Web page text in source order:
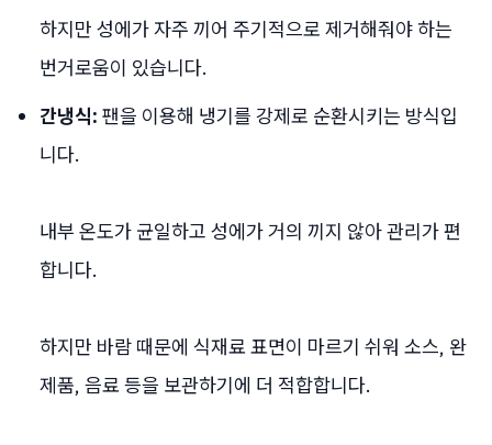
하지만 성에가 자주 끼어 주기적으로 제거해줘야 하는
번거로움이 있습니다.
간냉식: 팬을 이용해 냉기를 강제로 순환시키는 방식입
니다.
내부 온도가 균일하고 성에가 거의 끼지 않아 관리가 편
합니다.
하지만 바람 때문에 식재료 표면이 마르기 쉬워 소스, 완
제품, 음료 등을 보관하기에 더 적합합니다.